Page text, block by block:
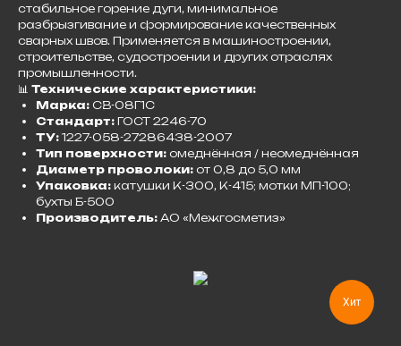
стабильное горение дуги, минимальное
разбрызгивание и формирование качественных
сварных швов. Применяется в машиностроении,
строительстве, судостроении и других отраслях
промышленности.​
📊 Технические характеристики:
Марка: СВ-08Г1С
Стандарт: ГОСТ 2246-70
ТУ: 1227-058-27286438-2007
Тип поверхности: омеднённая / неомеднённая
Диаметр проволоки: от 0,8 до 5,0 мм
Упаковка: катушки К-300, К-415; мотки МП-100;
бухты Б-500
Производитель: АО «Межгосметиз»
Хит